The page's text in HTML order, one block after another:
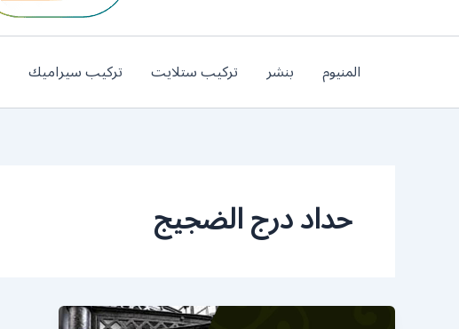
المنيوم بنشر تركيب ستلايت تركيب سيراميك
حداد درج الضجيج